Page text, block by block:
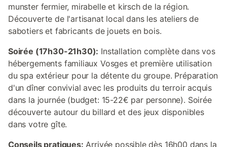
munster fermier, mirabelle et kirsch de la région.
Découverte de l'artisanat local dans les ateliers de
sabotiers et fabricants de jouets en bois.
Soirée (17h30-21h30): Installation complète dans vos
hébergements familiaux Vosges et première utilisation
du spa extérieur pour la détente du groupe. Préparation
d'un dîner convivial avec les produits du terroir acquis
dans la journée (budget: 15-22€ par personne). Soirée
découverte autour du billard et des jeux disponibles
dans votre gîte.
Conseils pratiques: Arrivée possible dès 16h00 dans la